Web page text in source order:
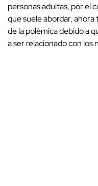
personas adultas, por el
que suele abordar,
de la polémica debido a
a ser relacionado con los